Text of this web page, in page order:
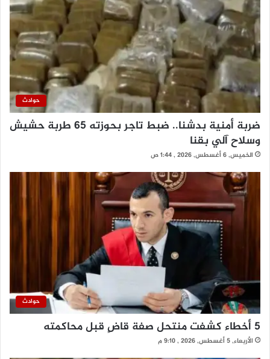
حوادث
ضربة أمنية بدشنا.. ضبط تاجر بحوزته 65 طربة حشيش
وسلاح آلي بقنا
الخميس, 6 أغسطس, 2026 , 1:44 ص
حوادث
5 أخطاء كشفت منتحل صفة قاضٍ قبل محاكمته
الأربعاء, 5 أغسطس, 2026 , 9:10 م